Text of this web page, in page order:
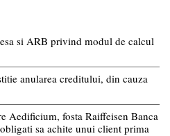
si ARB privind modul de calcul
anularea creditului, din cauza
Aedificium, fosta Raiffeisen Banca
sa achite unui client prima